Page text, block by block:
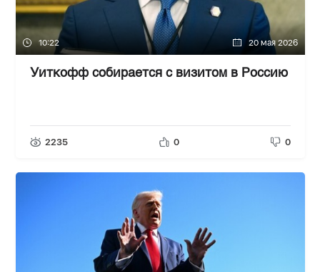
10:22 20 мая 2026
Уиткофф собирается с визитом в Россию
2235 0 0